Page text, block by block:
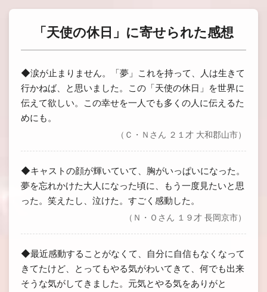
「天使の休日」に寄せられた感想
◆涙が止まりません。「夢」これを持って、人は生きて
行かねば、と思いました。この「天使の休日」を世界に
伝えて欲しい。この幸せを一人でも多くの人に伝えるた
めにも。
（Ｃ・Ｎさん ２１才 大和郡山市）
◆キャストの顔が輝いていて、胸がいっぱいになった。
夢を忘れかけた大人になった頃に、もう一度見たいと思
った。笑えたし、泣けた。すごく感動した。
（Ｎ・Ｏさん １９才 長岡京市）
◆最近感動することがなくて、自分に自信もなくなって
きてたけど、とってもやる気がわいてきて、何でも出来
そうな気がしてきました。元気とやる気をありがと